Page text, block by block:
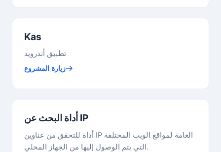
Kas
تطبيق أندرويد
زيارة المشروع
أداة البحث عن IP
أداة للتحقق من عناوين IP العامة لمواقع الويب المختلفة
التي يتم الوصول إليها من الجهاز المحلي.